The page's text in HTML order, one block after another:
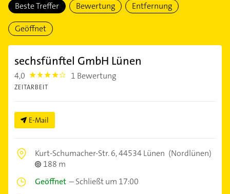
Beste Treffer Bewertung Entfernung
Geöffnet
sechsfünftel GmbH Lünen
4,0 4.0 1 Bewertung
ZEITARBEIT
E-Mail
Kurt-Schumacher-Str. 6,44534 Lünen (Nordlünen)
188 m
Geöffnet –Schließt um 17:00